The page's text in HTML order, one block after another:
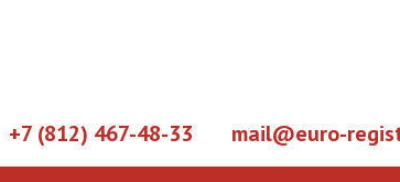
+7 (812) 467-48-33 mail@euro-